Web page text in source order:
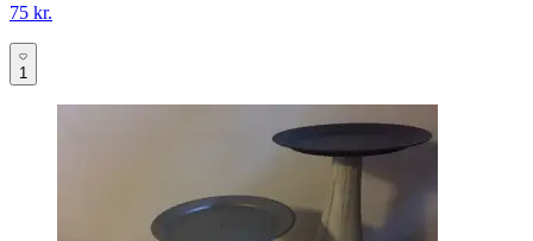
75 kr.
1